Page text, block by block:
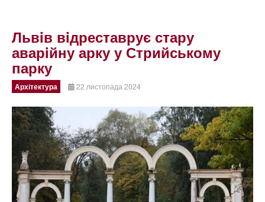
Львiв вiдреставрує стару
аварiйну арку у Стрийському
парку
Архітектура 22 листопада 2024